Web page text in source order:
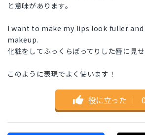
と意味があります。
I want to make my lips look fuller
makeup.
化粧をしてふっくらぽってりした唇に見せ
このように表現でよく使います！
役に立った ｜ 0